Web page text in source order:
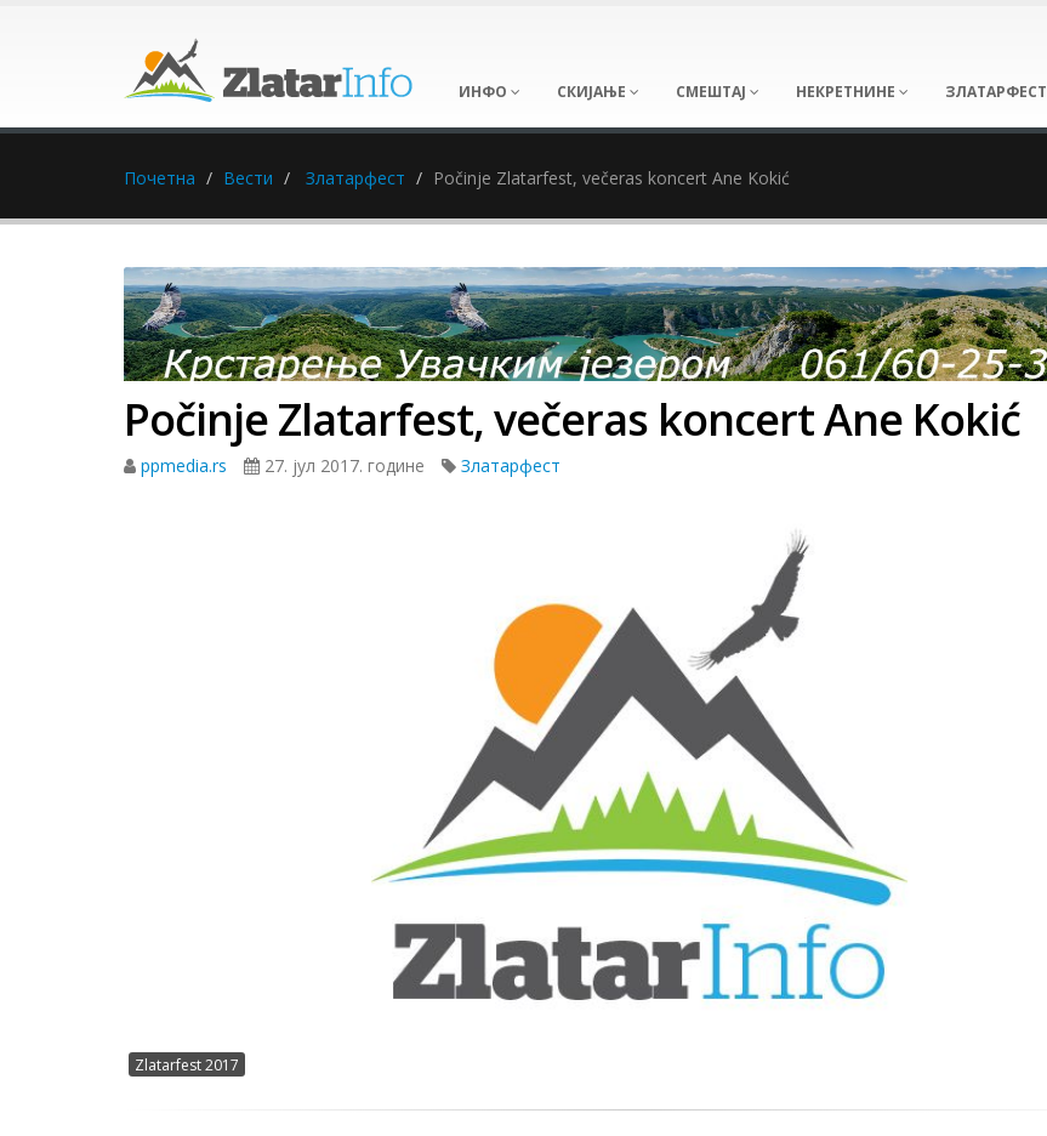
ИНФО СКИЈАЊЕ СМЕШТАЈ НЕКРЕТНИНЕ ЗЛАТАРФЕСТ
Почетна Вести Златарфест Počinje Zlatarfest, večeras koncert Ane Kokić
Počinje Zlatarfest, večeras koncert Ane Kokić
ppmedia.rs 27. јул 2017. године Златарфест
Zlatarfest 2017